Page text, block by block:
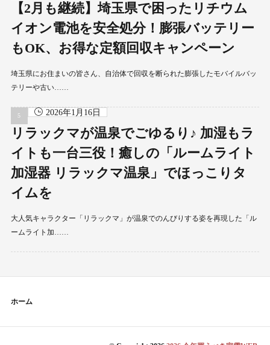
【2月も継続】埼玉県で困ったリチウム
イオン電池を安全処分！膨張バッテリー
もOK、お得な定額回収キャンペーン
埼玉県にお住まいの皆さん、自治体で回収を断られた膨張したモバイルバッ
テリーや古い……
2026年1月16日
リラックマが温泉でごゆるり♪ 加湿もラ
イトも一台三役！癒しの「ルームライト
加湿器 リラックマ温泉」でほっこりタ
イムを
大人気キャラクター「リラックマ」が温泉でのんびりする姿を再現した「ル
ームライト加……
ホーム